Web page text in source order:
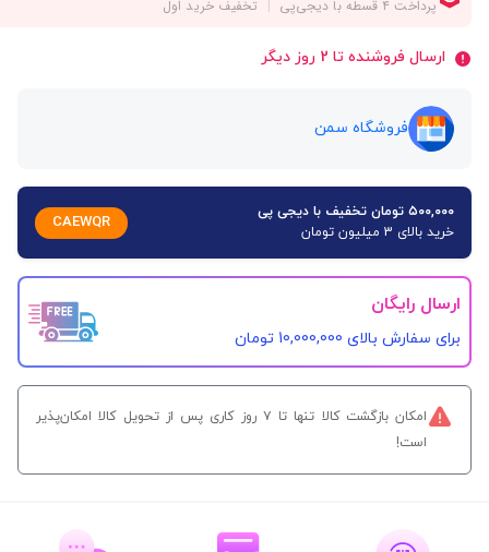
ارسال فروشنده تا 2 روز دیگر
فروشگاه سمن
۵۰۰,۰۰۰ تومان تخفیف با دیجی پی
خرید بالای 3 میلیون تومان
CAEWQR
ارسال رایگان
برای سفارش‌ بالای 10,000,000 تومان
امکان بازگشت کالا تنها تا ۷ روز کاری پس از تحویل کالا امکان‌پذیر
است!